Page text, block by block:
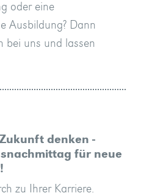
oder eine
Ausbildung? Dann
bei uns und lassen
denken -
für neue
zu Ihrer Karriere.